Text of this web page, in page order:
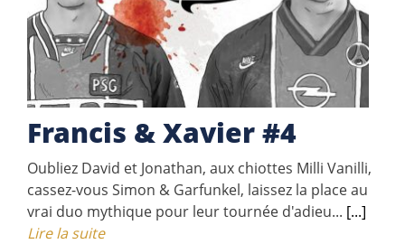
Francis & Xavier #4
Oubliez David et Jonathan, aux chiottes Milli Vanilli,
cassez-vous Simon & Garfunkel, laissez la place au
vrai duo mythique pour leur tournée d'adieu... [...]
Lire la suite